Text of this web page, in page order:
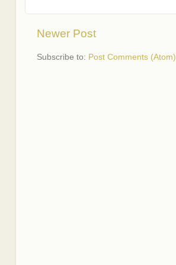
Newer Post
Subscribe to: Post Comments (Atom)